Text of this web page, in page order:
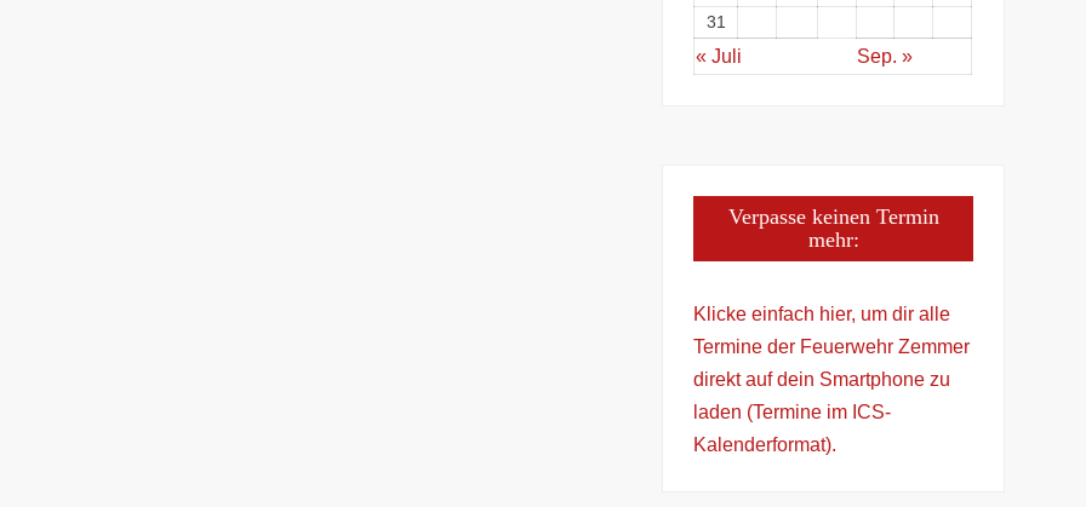
31
« Juli Sep. »
Verpasse keinen Termin
mehr:
Klicke einfach hier, um dir alle
Termine der Feuerwehr Zemmer
direkt auf dein Smartphone zu
laden (Termine im ICS-
Kalenderformat).